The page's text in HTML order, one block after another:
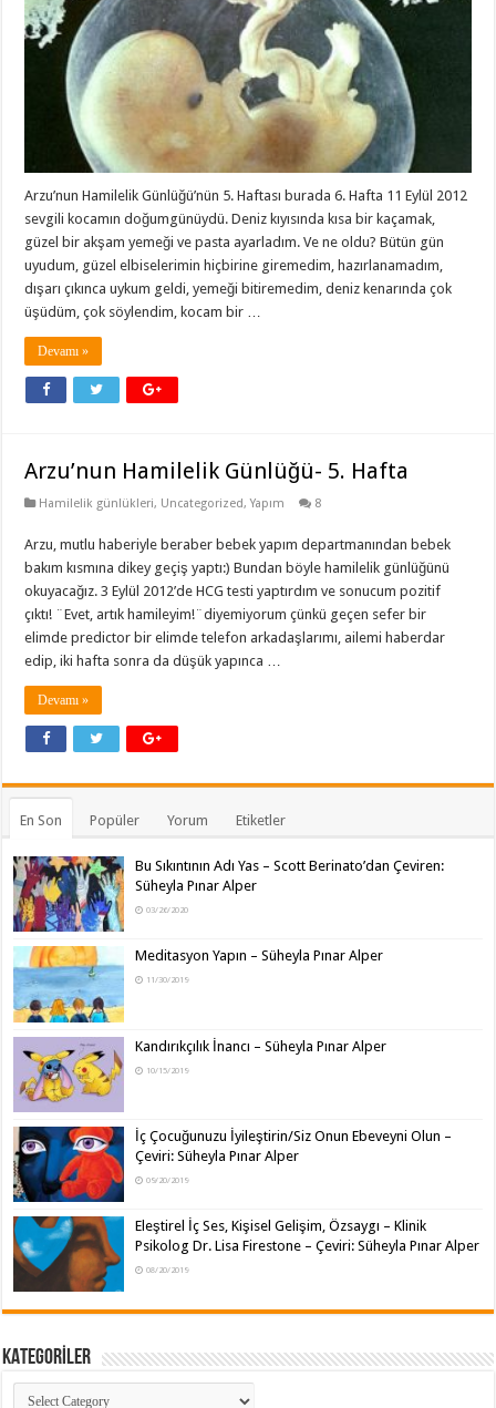
Arzu’nun Hamilelik Günlüğü’nün 5. Haftası burada 6. Hafta 11 Eylül 2012
sevgili kocamın doğumgünüydü. Deniz kıyısında kısa bir kaçamak,
güzel bir akşam yemeği ve pasta ayarladım. Ve ne oldu? Bütün gün
uyudum, güzel elbiselerimin hiçbirine giremedim, hazırlanamadım,
dışarı çıkınca uykum geldi, yemeği bitiremedim, deniz kenarında çok
üşüdüm, çok söylendim, kocam bir …
Devamı »
Arzu’nun Hamilelik Günlüğü- 5. Hafta
Hamilelik günlükleri, Uncategorized,Yapım 8
Arzu, mutlu haberiyle beraber bebek yapım departmanından bebek
bakım kısmına dikey geçiş yaptı:) Bundan böyle hamilelik günlüğünü
okuyacağız. 3 Eylül 2012’de HCG testi yaptırdım ve sonucum pozitif
çıktı! ¨Evet, artık hamileyim!¨diyemiyorum çünkü geçen sefer bir
elimde predictor bir elimde telefon arkadaşlarımı, ailemi haberdar
edip, iki hafta sonra da düşük yapınca …
Devamı »
En Son Popüler Yorum Etiketler
Bu Sıkıntının Adı Yas – Scott Berinato’dan Çeviren:
Süheyla Pınar Alper
03/26/2020
Meditasyon Yapın – Süheyla Pınar Alper
11/30/2019
Kandırıkçılık İnancı – Süheyla Pınar Alper
10/15/2019
İç Çocuğunuzu İyileştirin/Siz Onun Ebeveyni Olun –
Çeviri: Süheyla Pınar Alper
09/20/2019
Eleştirel İç Ses, Kişisel Gelişim, Özsaygı – Klinik
Psikolog Dr. Lisa Firestone – Çeviri: Süheyla Pınar Alper
08/20/2019
KATEGORİLER
KATEGORİLER